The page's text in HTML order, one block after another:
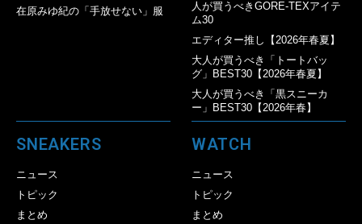
在原みゆ紀の「手放せない」服
人が買うべきGORE-TEXアイテ
ム30
エディター推し【2026年春夏】
大人が買うべき「トートバッ
グ」BEST30【2026年春夏】
大人が買うべき「黒スニーカ
ー」BEST30【2026年春】
SNEAKERS
ニュース
トピック
まとめ
WATCH
ニュース
トピック
まとめ